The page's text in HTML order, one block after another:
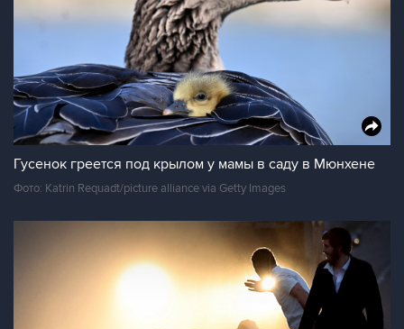
Гусенок греется под крылом у мамы в саду в Мюнхене
Фото: Katrin Requadt/picture alliance via Getty Images